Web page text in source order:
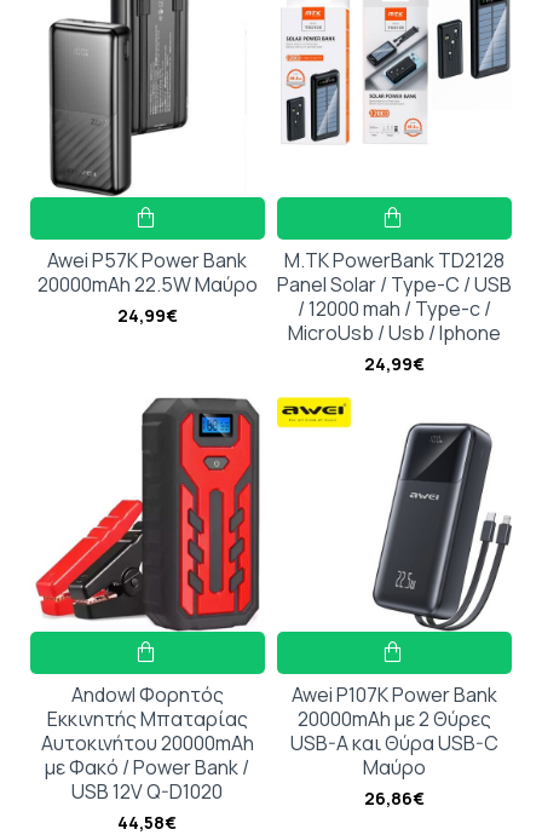
Awei P57K Power Bank
20000mAh 22.5W Μαύρο
24,99€
M.TK PowerBank TD2128
Panel Solar / Type-C / USB
/ 12000 mah / Type-c /
MicroUsb / Usb / Iphone
24,99€
Andowl Φορητός
Εκκινητής Μπαταρίας
Αυτοκινήτου 20000mAh
με Φακό / Power Bank /
USB 12V Q-D1020
44,58€
Awei P107K Power Bank
20000mAh με 2 Θύρες
USB-A και Θύρα USB-C
Μαύρο
26,86€